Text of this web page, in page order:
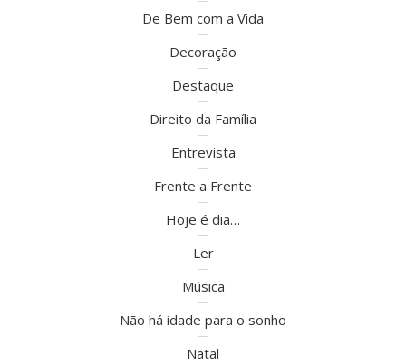
De Bem com a Vida
Decoração
Destaque
Direito da Família
Entrevista
Frente a Frente
Hoje é dia…
Ler
Música
Não há idade para o sonho
Natal